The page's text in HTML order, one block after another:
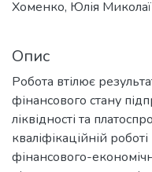
Хоменко, Юлія
Опис
Робота втілює
фінансового стану
ліквідності та
кваліфікаційній
фінансового-